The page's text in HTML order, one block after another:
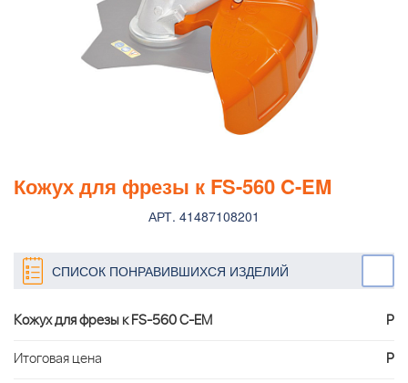
Кожух для фрезы к FS-560 C-EM
АРТ. 41487108201
СПИСОК ПОНРАВИВШИХСЯ ИЗДЕЛИЙ
Кожух для фрезы к FS-560 C-EM
Р
Итоговая цена
Р